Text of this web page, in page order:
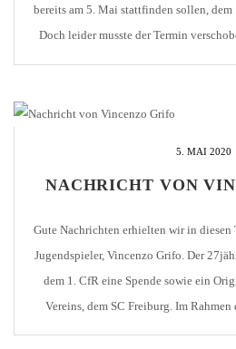
bereits am 5. Mai stattfinden sollen, dem
Doch leider musste der Termin
5. MAI 2020
NACHRICHT VON
Gute Nachrichten erhielten wir in diesen
Jugendspieler, Vincenzo Grifo. Der
dem 1. CfR eine Spende sowie ein
Vereins, dem SC Freiburg. Im